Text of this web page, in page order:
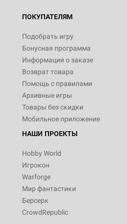
ПОКУПАТЕЛЯМ
Подобрать игру
Бонусная программа
Информация о заказе
Возврат товара
Помощь с правилами
Архивные игры
Товары без скидки
Мобильное приложение
НАШИ ПРОЕКТЫ
Hobby World
Игрокон
Warforge
Мир фантастики
Берсерк
CrowdRepublic